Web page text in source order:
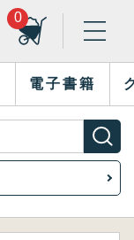
0
電子書籍